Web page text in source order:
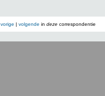
vorige | volgende in dezecorrespondentie